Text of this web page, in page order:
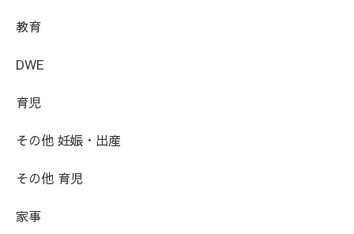
教育
DWE
育児
その他 妊娠・出産
その他 育児
家事